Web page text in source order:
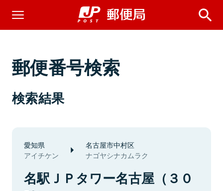
郵便番号検索
検索結果
愛知県
アイチケン
名古屋市中村区
ナゴヤシナカムラク
名駅ＪＰタワー名古屋（３０